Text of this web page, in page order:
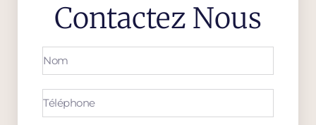
Contactez Nous